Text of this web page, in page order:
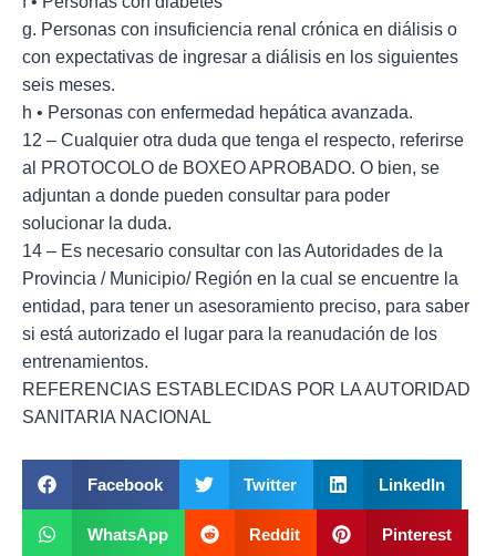
g. Personas con insuficiencia renal crónica en diálisis o
con expectativas de ingresar a diálisis en los siguientes
seis meses.
h • Personas con enfermedad hepática avanzada.
12 – Cualquier otra duda que tenga el respecto, referirse
al PROTOCOLO de BOXEO APROBADO. O bien, se
adjuntan a donde pueden consultar para poder
solucionar la duda.
14 – Es necesario consultar con las Autoridades de la
Provincia / Municipio/ Región en la cual se encuentre la
entidad, para tener un asesoramiento preciso, para saber
si está autorizado el lugar para la reanudación de los
entrenamientos.
REFERENCIAS ESTABLECIDAS POR LA AUTORIDAD
SANITARIA NACIONAL
Facebook Twitter LinkedIn
WhatsApp Reddit Pinterest